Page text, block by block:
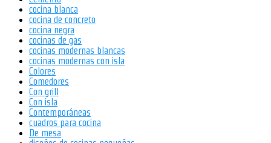
cocina blanca
cocina de concreto
cocina negra
cocinas de gas
cocinas modernas blancas
cocinas modernas con isla
Colores
Comedores
Con grill
Con isla
Contemporáneas
cuadros para cocina
De mesa